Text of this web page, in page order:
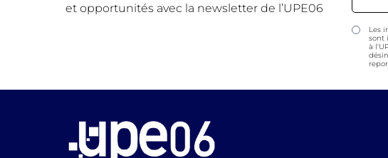
et opportunités avec la newsletter de l’UPE06
Les
sont
à